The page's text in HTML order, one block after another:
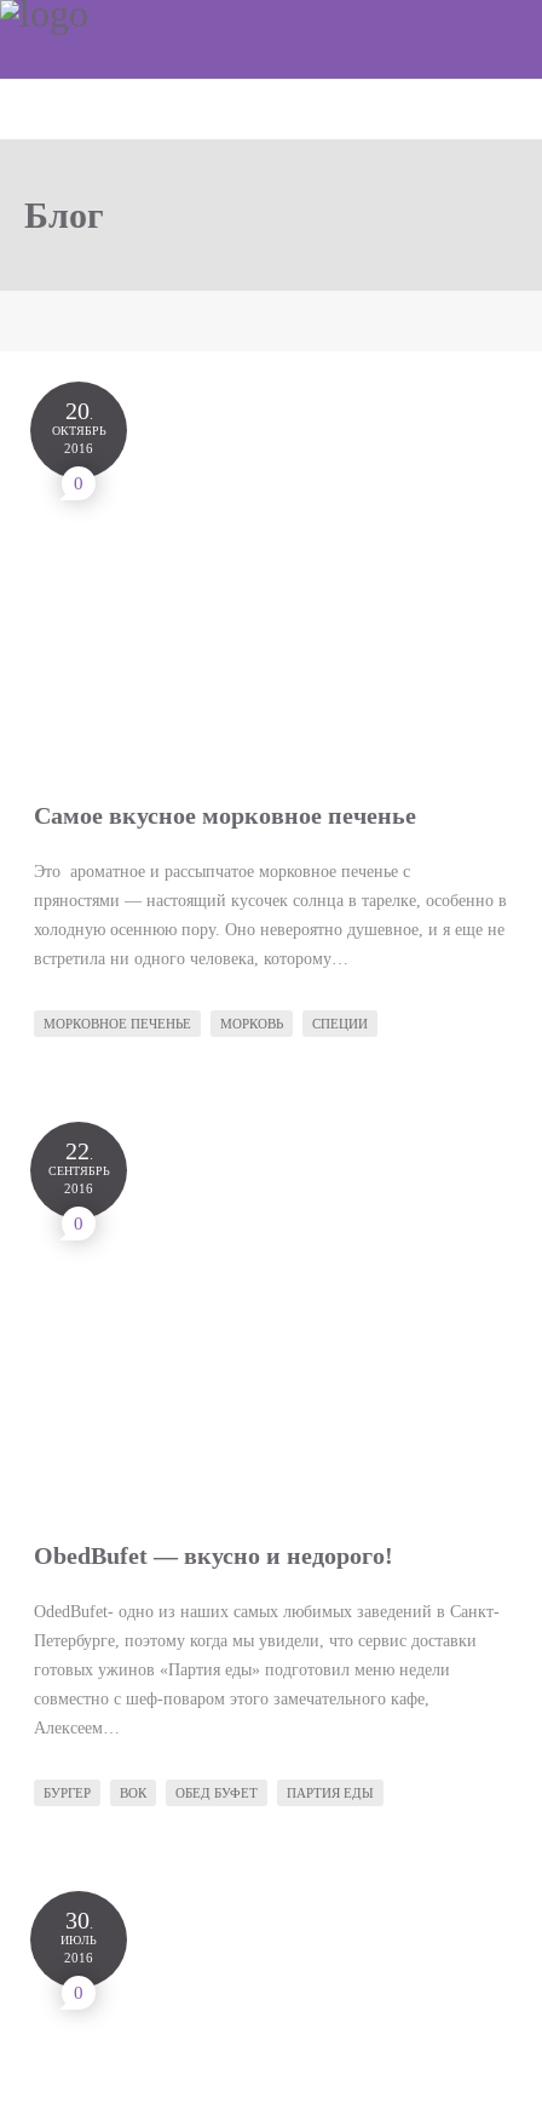
Блог
20.
ОКТЯБРЬ
2016
0
Самое вкусное морковное печенье
Это ароматное и рассыпчатое морковное печенье с
пряностями — настоящий кусочек солнца в тарелке, особенно в
холодную осеннюю пору. Оно невероятно душевное, и я еще не
встретила ни одного человека, которому…
МОРКОВНОЕ ПЕЧЕНЬЕ МОРКОВЬ СПЕЦИИ
22.
СЕНТЯБРЬ
2016
0
ObedBufet — вкусно и недорого!
OdedBufet- одно из наших самых любимых заведений в Санкт-
Петербурге, поэтому когда мы увидели, что сервис доставки
готовых ужинов «Партия еды» подготовил меню недели
совместно с шеф-поваром этого замечательного кафе,
Алексеем…
БУРГЕР ВОК ОБЕД БУФЕТ ПАРТИЯ ЕДЫ
30.
ИЮЛЬ
2016
0